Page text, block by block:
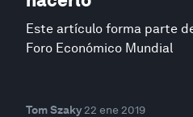
Este artículo forma parte
Foro Económico Mundial
Tom Szaky 22 ene 2019